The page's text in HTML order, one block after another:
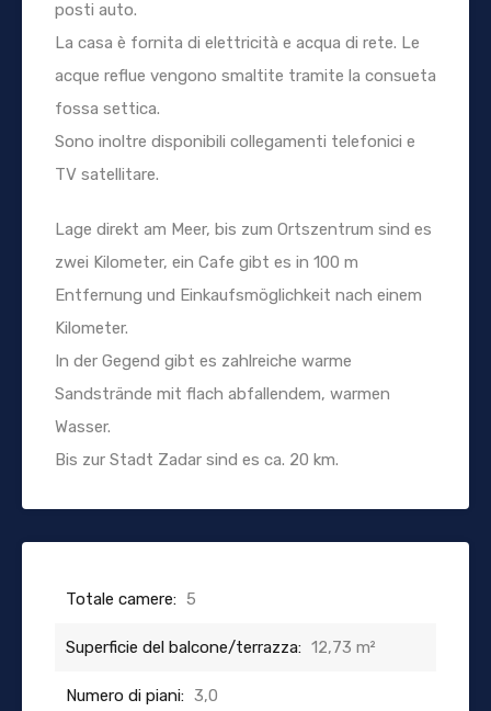
posti auto.
La casa è fornita di elettricità e acqua di rete. Le
acque reflue vengono smaltite tramite la consueta
fossa settica.
Sono inoltre disponibili collegamenti telefonici e
TV satellitare.
Lage direkt am Meer, bis zum Ortszentrum sind es
zwei Kilometer, ein Cafe gibt es in 100 m
Entfernung und Einkaufsmöglichkeit nach einem
Kilometer.
In der Gegend gibt es zahlreiche warme
Sandstrände mit flach abfallendem, warmen
Wasser.
Bis zur Stadt Zadar sind es ca. 20 km.
Totale camere: 5
Superficie del balcone/terrazza: 12,73 m²
Numero di piani: 3,0